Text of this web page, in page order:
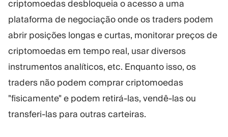
criptomoedas desbloqueia o acesso a uma
plataforma de negociação onde os traders podem
abrir posições longas e curtas, monitorar preços de
criptomoedas em tempo real, usar diversos
instrumentos analíticos, etc. Enquanto isso, os
traders não podem comprar criptomoedas
"fisicamente" e podem retirá-las, vendê-las ou
transferi-las para outras carteiras.